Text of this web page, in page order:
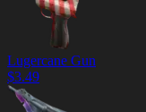
Lugercane Gun
$3.49